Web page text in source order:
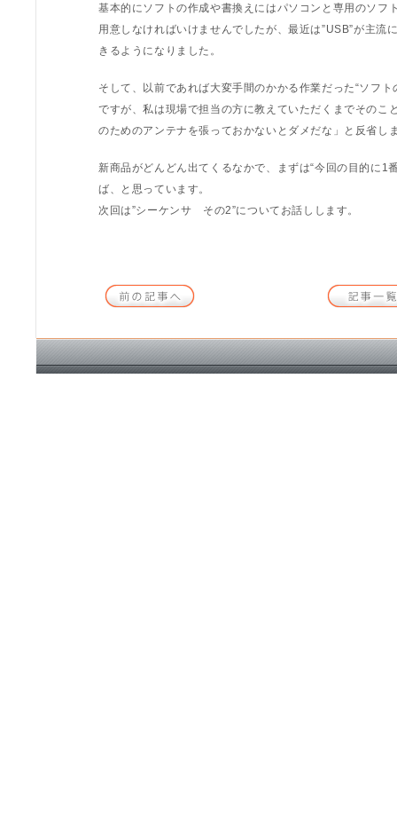
基本的にソフトの作成や書換えにはパソコンと専用のソ
用意しなければいけませんでしたが、最近は”USB”が主
きるようになりました。
そして、以前であれば大変手間のかかる作業だった“ソフ
ですが、私は現場で担当の方に教えていただくまでそのこ
のためのアンテナを張っておかないとダメだな」と反省し
新商品がどんどん出てくるなかで、まずは“今回の目的に
ば、と思っています。
次回は”シーケンサ その2”についてお話しします。